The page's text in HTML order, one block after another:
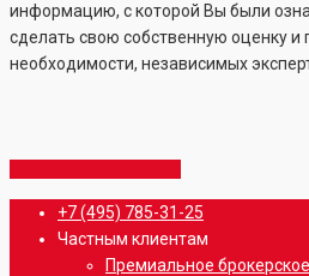
информацию, с которой Вы были
сделать свою собственную оценку и
необходимости, независимых
Close
Menu
+7 (495) 785-31-25
Частным клиентам
Премиальное